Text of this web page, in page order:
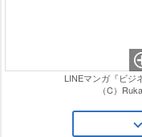
LINEマンガ『ビジ
（C）